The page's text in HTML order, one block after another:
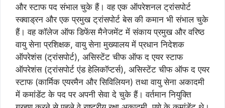
और स्टाफ पद संभाल चुके हैं। वह एक ऑपरेशनल ट्रांसपोर्ट
स्क्वाड्रन और एक प्रमुख ट्रांसपोर्ट बेस की कमान भी संभाल चुके
हैं। वह कॉलेज ऑफ डिफेंस मैनेजमेंट में संकाय प्रमुख और वरिष्‍ठ
वायु सेना प्रशिक्षक, वायु सेना मुख्‍यालय में प्रधान निदेशक
ऑपरेशंस (ट्रांसपोर्ट), असिस्टेंट चीफ ऑफ द एयर स्टाफ
ऑपरेशंस (ट्रांसपोर्ट एंड हेलिकॉप्टर्स), असिस्टेंट चीफ ऑफ द एयर
स्टाफ (कार्मिक एयरमैन और सिविलियन) तथा वायु सेना अकादमी
में कमांडेंट के पद पर अपनी सेवा दे चुके हैं। वर्तमान नियुक्ति